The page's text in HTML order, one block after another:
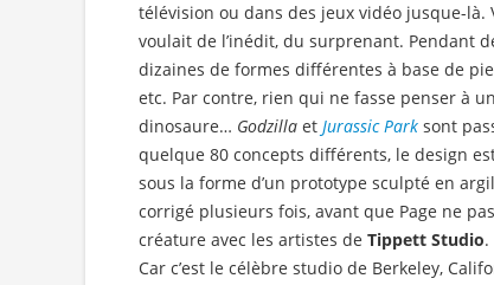
télévision ou dans des jeux vidéo jusque-
voulait de l’inédit, du surprenant. Pendant
dizaines de formes différentes à base de
etc. Par contre, rien qui ne fasse penser à
dinosaure… Godzilla et Jurassic Park sont
quelque 80 concepts différents, le design
sous la forme d’un prototype sculpté en
corrigé plusieurs fois, avant que Page ne
créature avec les artistes de Tippett Studio.
Car c’est le célèbre studio de Berkeley,